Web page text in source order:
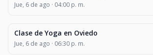
Jue, 6 de ago · 04:00 p. m.
CLASES Y TALLERES
Clase de Yoga en Oviedo
Jue, 6 de ago · 06:30 p. m.